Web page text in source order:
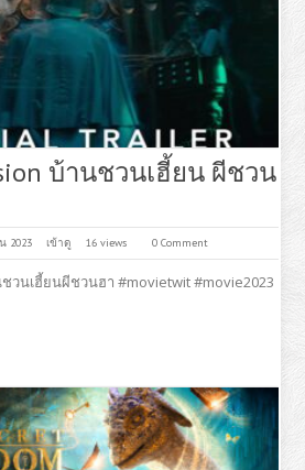
บ้านชวนเฮี้ยน ผีชวน
2023 เข้าดู 16 views 0 Comment
วนเฮี้ยนผีชวนฮา #movietwit #movie2023